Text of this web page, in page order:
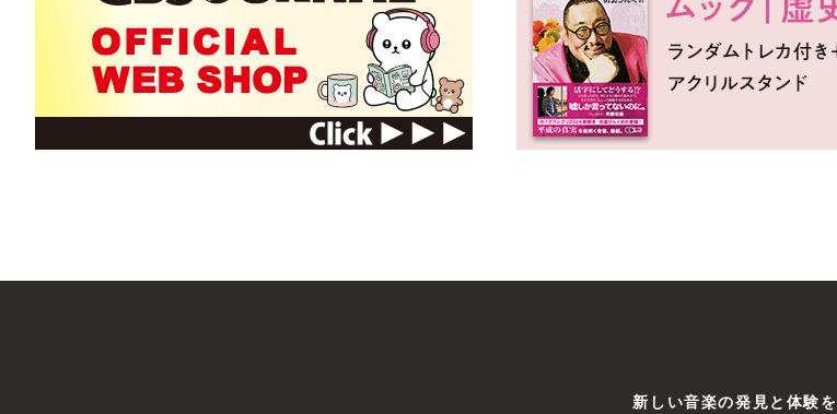
新しい⾳楽の発⾒と体験を